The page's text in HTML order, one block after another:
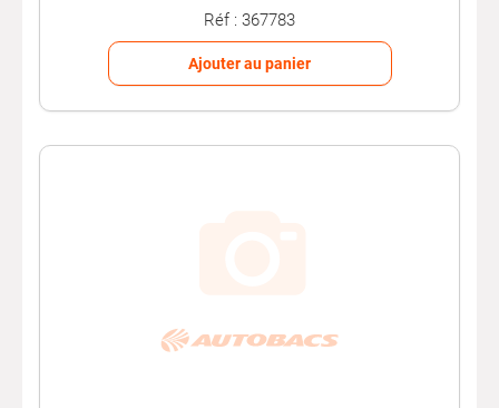
Réf : 367783
Ajouter au panier